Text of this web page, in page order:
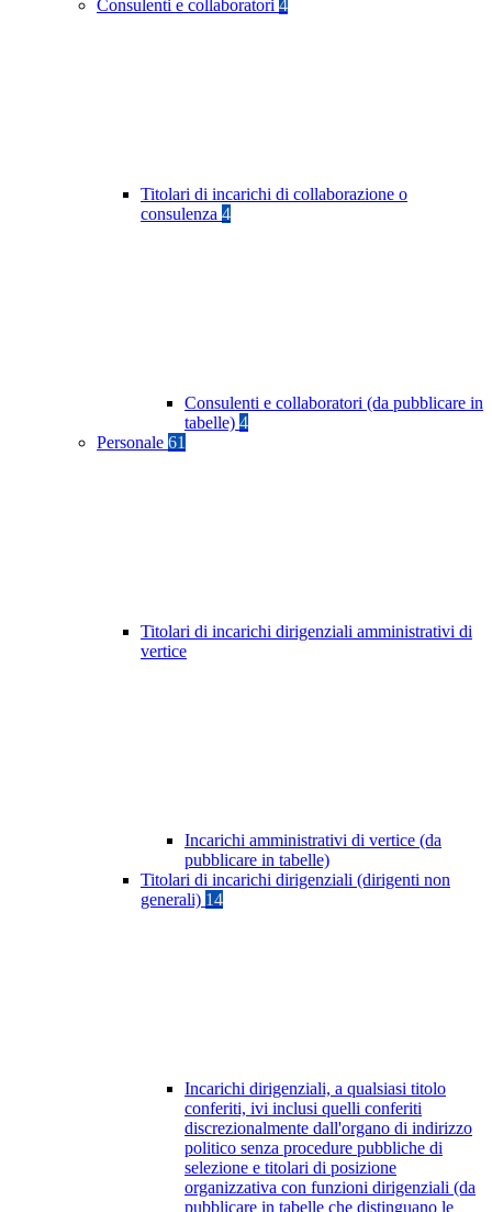
Consulenti e collaboratori 4
Titolari di incarichi di collaborazione o
consulenza 4
Consulenti e collaboratori (da pubblicare in
tabelle) 4
Personale 61
Titolari di incarichi dirigenziali amministrativi di
vertice
Incarichi amministrativi di vertice (da
pubblicare in tabelle)
Titolari di incarichi dirigenziali (dirigenti non
generali) 14
Incarichi dirigenziali, a qualsiasi titolo
conferiti, ivi inclusi quelli conferiti
discrezionalmente dall'organo di indirizzo
politico senza procedure pubbliche di
selezione e titolari di posizione
organizzativa con funzioni dirigenziali (da
pubblicare in tabelle che distinguano le